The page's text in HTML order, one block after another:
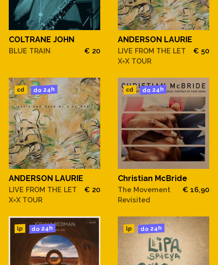
COLTRANE JOHN
BLUE TRAIN € 20
ANDERSON LAURIE
LIVE FROM THE LET
X=X TOUR
€ 50
cd do 24h
ANDERSON LAURIE
LIVE FROM THE LET
X=X TOUR
€ 20
cd do 24h
Christian McBride
The Movement
Revisited
€ 16,90
lp do 24h lp do 24h